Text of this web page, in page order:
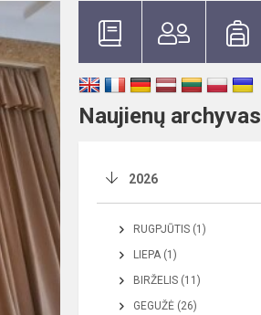
Naujienų archyvas
2026
RUGPJŪTIS (1)
LIEPA (1)
BIRŽELIS (11)
GEGUŽĖ (26)